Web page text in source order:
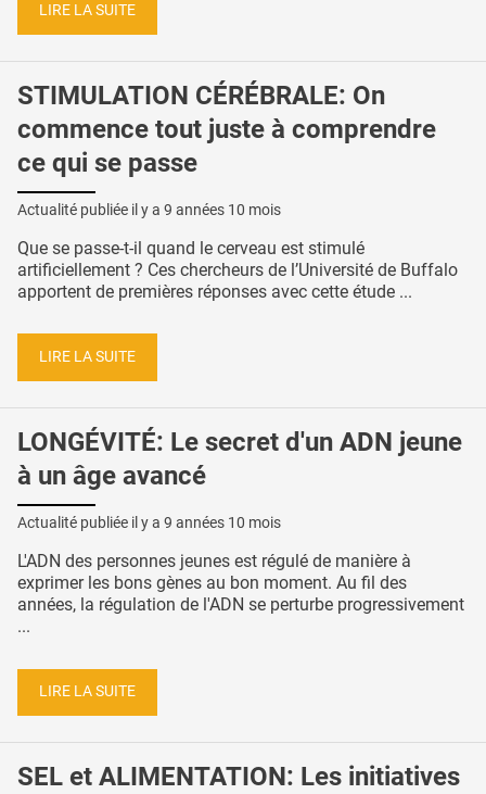
LIRE LA SUITE
STIMULATION CÉRÉBRALE: On
commence tout juste à comprendre
ce qui se passe
Actualité publiée il y a 9 années 10 mois
Que se passe-t-il quand le cerveau est stimulé
artificiellement ? Ces chercheurs de l’Université de Buffalo
apportent de premières réponses avec cette étude ...
LIRE LA SUITE
LONGÉVITÉ: Le secret d'un ADN jeune
à un âge avancé
Actualité publiée il y a 9 années 10 mois
L'ADN des personnes jeunes est régulé de manière à
exprimer les bons gènes au bon moment. Au fil des
années, la régulation de l'ADN se perturbe progressivement
...
LIRE LA SUITE
SEL et ALIMENTATION: Les initiatives